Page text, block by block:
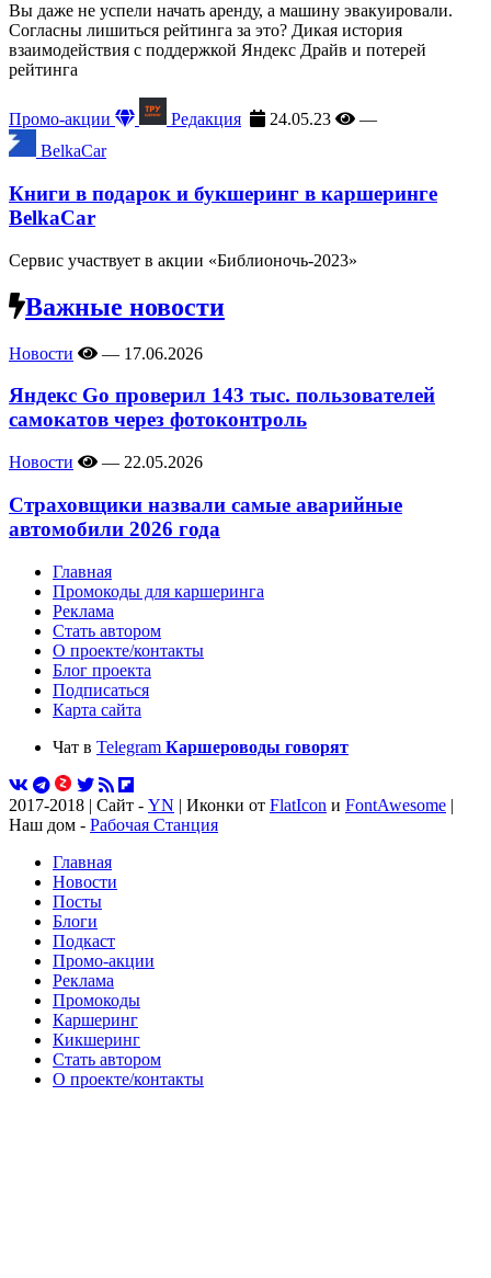
Вы даже не успели начать аренду, а машину эвакуировали.
Согласны лишиться рейтинга за это? Дикая история
взаимодействия с поддержкой Яндекс Драйв и потерей
рейтинга
Промо-акции Редакция 24.05.23
—
BelkaCar
Книги в подарок и букшеринг в каршеринге
BelkaCar
Сервис участвует в акции «Библионочь-2023»
Важные новости
Новости — 17.06.2026
Яндекс Go проверил 143 тыс. пользователей
самокатов через фотоконтроль
Новости — 22.05.2026
Страховщики назвали самые аварийные
автомобили 2026 года
Главная
Промокоды для каршеринга
Реклама
Стать автором
О проекте/контакты
Блог проекта
Подписаться
Карта сайта
Чат в Telegram Каршероводы говорят
2017-2018 | Сайт - YN | Иконки от FlatIcon и FontAwesome |
Наш дом - Рабочая Станция
Главная
Новости
Посты
Блоги
Подкаст
Промо-акции
Реклама
Промокоды
Каршеринг
Кикшеринг
Стать автором
О проекте/контакты